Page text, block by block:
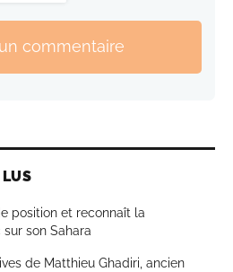
commentaire
position et reconnaît la
son Sahara
de Matthieu Ghadiri, ancien